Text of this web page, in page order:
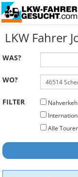
LKW Fahrer
WAS?
WO?
FILTER
Alle